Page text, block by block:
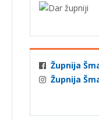
Župnija
Župnija